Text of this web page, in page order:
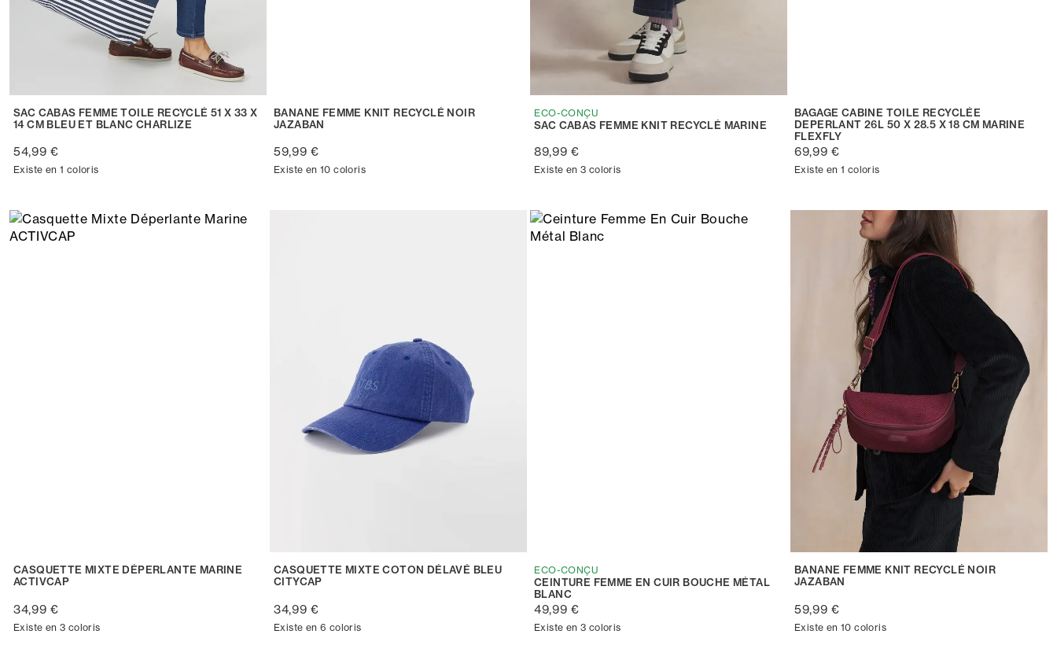
SAC CABAS FEMME TOILE RECYCLÉ 51 X 33 X
14 CM BLEU ET BLANC CHARLIZE
54,99 €
Existe en 1 coloris
BANANE FEMME KNIT RECYCLÉ NOIR
JAZABAN
59,99 €
Existe en 10 coloris
ECO-CONÇU
SAC CABAS FEMME KNIT RECYCLÉ MARINE
89,99 €
Existe en 3 coloris
BAGAGE CABINE TOILE RECYCLÉE
DEPERLANT 26L 50 X 28.5 X 18 CM MARINE
FLEXFLY
69,99 €
Existe en 1 coloris
CASQUETTE MIXTE DÉPERLANTE MARINE
ACTIVCAP
34,99 €
Existe en 3 coloris
CASQUETTE MIXTE COTON DÉLAVÉ BLEU
CITYCAP
34,99 €
Existe en 6 coloris
ECO-CONÇU
CEINTURE FEMME EN CUIR BOUCHE MÉTAL
BLANC
49,99 €
Existe en 3 coloris
BANANE FEMME KNIT RECYCLÉ NOIR
JAZABAN
59,99 €
Existe en 10 coloris